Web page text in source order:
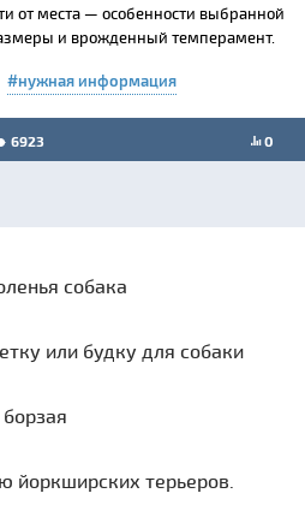
от места — особенности выбранной
и врожденный темперамент.
нужная информация
0
6923
собака
или будку для собаки
йоркширских терьеров.